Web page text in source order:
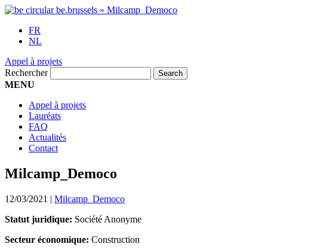
FR
NL
Appel à projets
Rechercher
MENU
Appel à projets
Lauréats
FAQ
Actualités
Contact
Milcamp_Democo
12/03/2021 | Milcamp_Democo
Statut juridique: Société Anonyme
Secteur économique: Construction